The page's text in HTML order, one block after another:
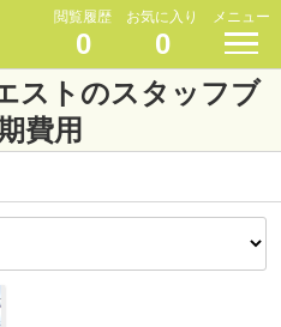
閲覧履歴
0
お気に入り
0
メニュー
ストのスタッフブ
費用